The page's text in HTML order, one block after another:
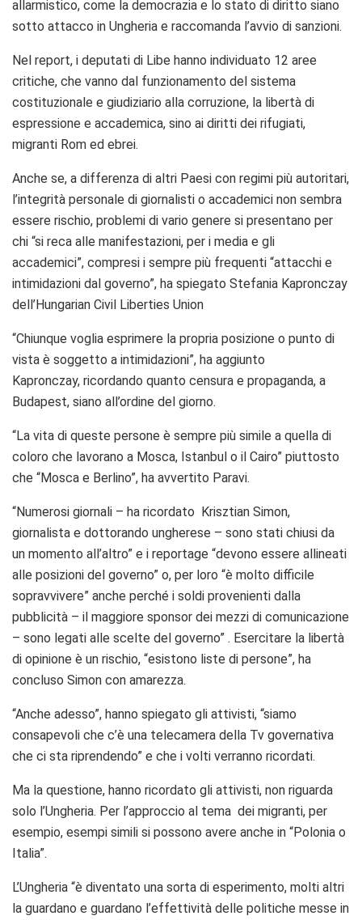
allarmistico, come la democrazia e lo stato di diritto siano
sotto attacco in Ungheria e raccomanda l’avvio di sanzioni.
Nel report, i deputati di Libe hanno individuato 12 aree
critiche, che vanno dal funzionamento del sistema
costituzionale e giudiziario alla corruzione, la libertà di
espressione e accademica, sino ai diritti dei rifugiati,
migranti Rom ed ebrei.
Anche se, a differenza di altri Paesi con regimi più autoritari,
l’integrità personale di giornalisti o accademici non sembra
essere rischio, problemi di vario genere si presentano per
chi “si reca alle manifestazioni, per i media e gli
accademici”, compresi i sempre più frequenti “attacchi e
intimidazioni dal governo”, ha spiegato Stefania Kapronczay
dell’Hungarian Civil Liberties Union
“Chiunque voglia esprimere la propria posizione o punto di
vista è soggetto a intimidazioni”, ha aggiunto
Kapronczay, ricordando quanto censura e propaganda, a
Budapest, siano all’ordine del giorno.
“La vita di queste persone è sempre più simile a quella di
coloro che lavorano a Mosca, Istanbul o il Cairo” piuttosto
che “Mosca e Berlino”, ha avvertito Paravi.
“Numerosi giornali – ha ricordato Krisztian Simon,
giornalista e dottorando ungherese – sono stati chiusi da
un momento all’altro” e i reportage “devono essere allineati
alle posizioni del governo” o, per loro “è molto difficile
sopravvivere” anche perché i soldi provenienti dalla
pubblicità – il maggiore sponsor dei mezzi di comunicazione
– sono legati alle scelte del governo” . Esercitare la libertà
di opinione è un rischio, “esistono liste di persone”, ha
concluso Simon con amarezza.
“Anche adesso”, hanno spiegato gli attivisti, “siamo
consapevoli che c’è una telecamera della Tv governativa
che ci sta riprendendo” e che i volti verranno ricordati.
Ma la questione, hanno ricordato gli attivisti, non riguarda
solo l’Ungheria. Per l’approccio al tema dei migranti, per
esempio, esempi simili si possono avere anche in “Polonia o
Italia”.
L’Ungheria “è diventato una sorta di esperimento, molti altri
la guardano e guardano l’effettività delle politiche messe in